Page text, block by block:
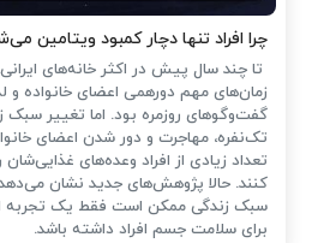
چرا افراد تنها دچار کمبود ویتامین
تا چند سال پیش در اکثر خانه‌های
زمان‌های مهم دورهمی اعضای خانواده و
گفت‌وگوهای روزمره بود. اما تغییر سبک
تک‌نفره، مهاجرت و دور شدن اعضای
تعداد زیادی از افراد وعده‌های
کنند. حالا پژوهش‌های جدید نشان
سبک زندگی ممکن است فقط یک تجربه
برای سلامت جسم افراد داشته باشد.